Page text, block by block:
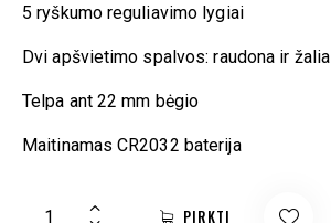
5 ryškumo reguliavimo lygiai
Dvi apšvietimo spalvos: raudona ir žalia
Telpa ant 22 mm bėgio
Maitinamas CR2032 baterija
PIRKTI